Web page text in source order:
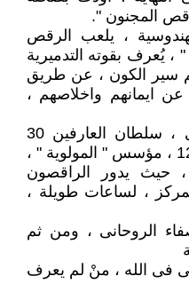
المجنون ".
، يلعب الرقص
، يُعرف بقوته التدميرية
سير الكون ، عن طريق
عن ايمانهم واخلاصهم ،
وأتذكر هنا جلال الدين الرومى ، سلطان العارفين 30
سبتمبر 1207 – 17 ديسمبر 1273 ، مؤسس " المولوية " ،
، حيث يدور الراقصون
، لساعات طويلة ،
الروحانى ، ومن ثم
فى الله ، منْ لم يعرف